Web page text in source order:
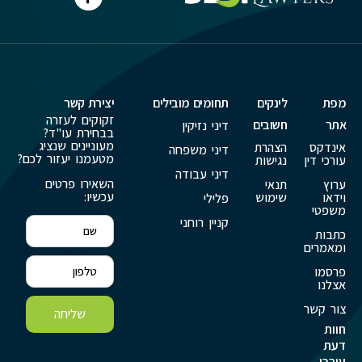
מפת
אתר
אינדקס
עורכי דין
ערוץ
וידאו
משפטי
כתבות
ומאמרים
פרסמו
אצלנו
צור קשר
חוות
דעת
לינקים
חשובים
הצהרת
נגישות
תנאי
שימוש
תחומים מובילים
דיני נזיקין
דיני משפחה
דיני עבודה
פלילי
קניין רוחני
יצירת קשר
זקוקים לעזרה
בבחירת עו"ד?
מעוניינים שנציג
מטעמנו יעזור לכם?
השאירו פרטים
עכשיו:
שליחה